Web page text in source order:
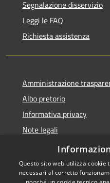
Segnalazione disservizio
Leggi le FAQ
Richiesta assistenza
Amministrazione
Albo pretorio
Informativa privacy
Note legali
Dichiarazione di
Questo sito web utilizza
necessari al corretto